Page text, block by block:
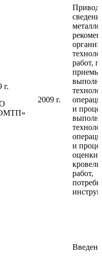
г.
2009 г.
работ,
приемы
и
и
оценки
работ,
Введен